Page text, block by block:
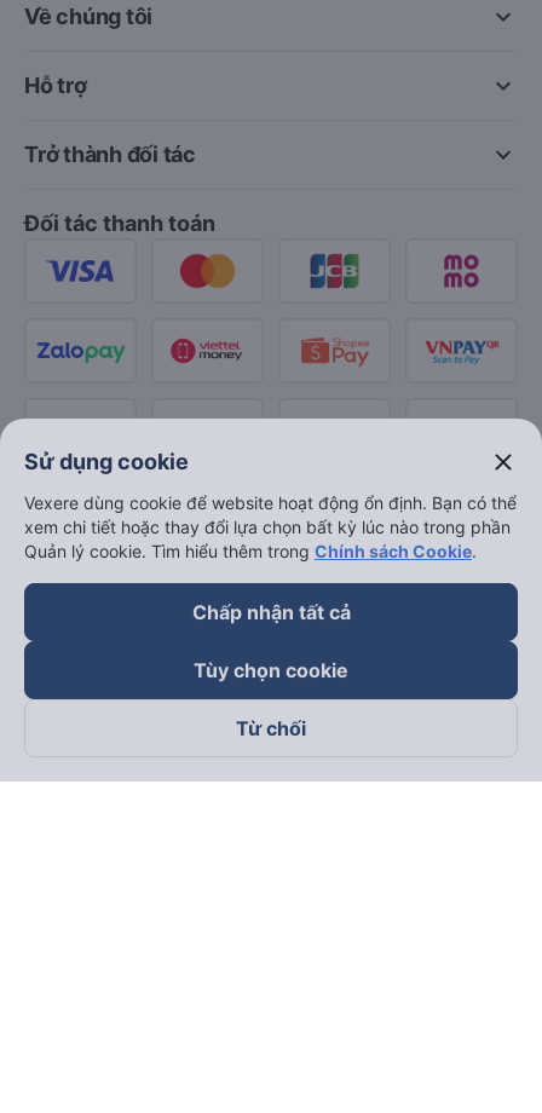
keyboard_arrow_down
Về chúng tôi
keyboard_arrow_down
Hỗ trợ
keyboard_arrow_down
Trở thành đối tác
Đối tác thanh toán
Theo dõi chúng tôi trên
Sử dụng cookie close
Vexere dùng cookie để website hoạt động ổn định. Bạn có thể
xem chi tiết hoặc thay đổi lựa chọn bất kỳ lúc nào trong phần
Quản lý cookie. Tìm hiểu thêm trong Chính sách Cookie.
Chấp nhận tất cả
Tùy chọn cookie
Từ chối